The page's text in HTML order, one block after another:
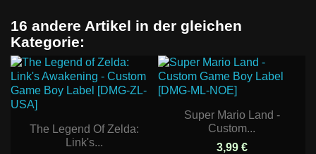
16 andere Artikel in der gleichen
Kategorie:
The Legend Of Zelda:
Link's...
Super Mario Land -
Custom...
3,99 €